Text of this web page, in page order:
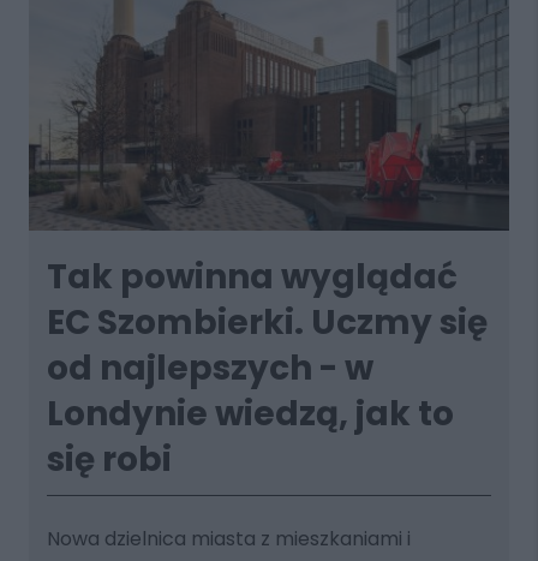
Tak powinna wyglądać
EC Szombierki. Uczmy się
od najlepszych - w
Londynie wiedzą, jak to
się robi
Nowa dzielnica miasta z mieszkaniami i